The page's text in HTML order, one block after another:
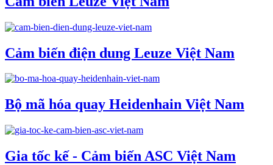
Cảm biến điện dung Leuze Việt Nam
Bộ mã hóa quay Heidenhain Việt Nam
Gia tốc kế - Cảm biến ASC Việt Nam